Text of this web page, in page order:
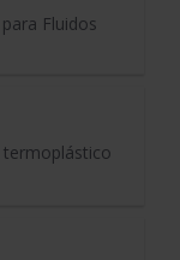
Fluidos
termoplástico